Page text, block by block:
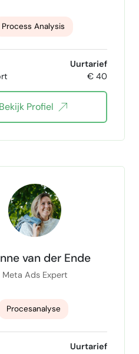
Process Analysis
Ownership
Product Roadmap
Engineering
Business Analysis
Management
scrum agile
Uurtarief
€ 40
Bekijk Profiel
van der Ende
Meta Ads Expert
Procesanalyse
Uurtarief